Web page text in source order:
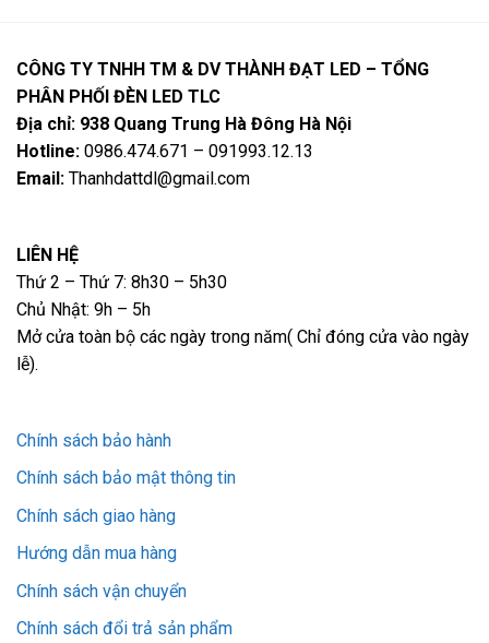
CÔNG TY TNHH TM & DV THÀNH ĐẠT LED – TỔNG
PHÂN PHỐI ĐÈN LED TLC
Địa chỉ: 938 Quang Trung Hà Đông Hà Nội
Hotline: 0986.474.671 – 091993.12.13
Email: Thanhdattdl@gmail.com
LIÊN HỆ
Thứ 2 – Thứ 7: 8h30 – 5h30
Chủ Nhật: 9h – 5h
Mở cửa toàn bộ các ngày trong năm( Chỉ đóng cửa vào ngày
lễ).
Chính sách bảo hành
Chính sách bảo mật thông tin
Chính sách giao hàng
Hướng dẫn mua hàng
Chính sách vận chuyển
Chính sách đổi trả sản phẩm